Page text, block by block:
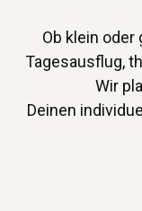
Ob klein oder
Tagesausflug,
Wir
Deinen